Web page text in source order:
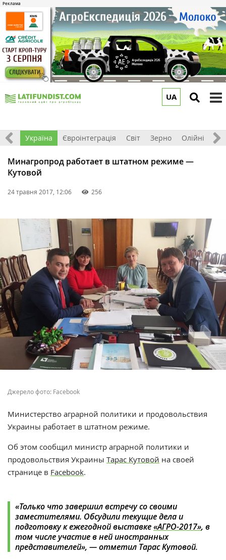
UA
Все Україна Євроінтеграція Світ Зерно Олійні
Минагропрод работает в штатном режиме —
Кутовой
24 травня 2017, 12:06 256
Джерело фото: Facebook
Министерство аграрной политики и продовольствия
Украины работает в штатном режиме.
Об этом сообщил министр аграрной политики и
продовольствия Украины Тарас Кутовой на своей
странице в Facebook.
«Только что завершил встречу со своими
заместителями. Обсудили текущие дела и
подготовку к ежегодной выставке«АГРО-2017», в
том числе участие в ней иностранных
представителей», — отметил Тарас Кутовой.